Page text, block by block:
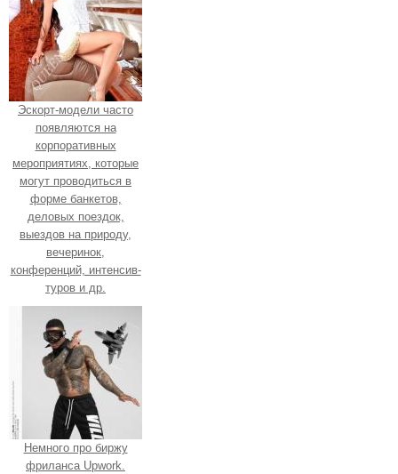
Эскорт-модели часто
появляются на
корпоративных
мероприятиях, которые
могут проводиться в
форме банкетов,
деловых поездок,
выездов на природу,
вечеринок,
конференций, интенсив-
туров и др.
Немного про биржу
фриланса Upwork.